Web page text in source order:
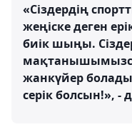
«Сіздердің
жеңіске деген
биік шыңы.
жанкүйер
серік болсын!», -